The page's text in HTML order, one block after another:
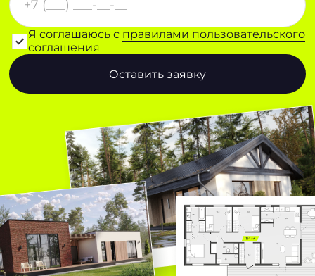
Я соглашаюсь с правилами пользовательского
соглашения